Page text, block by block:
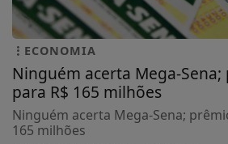
ECONOMIA
Ninguém acerta Mega-
para R$ 165 milhões
Ninguém acerta Mega-Sena;
165 milhões